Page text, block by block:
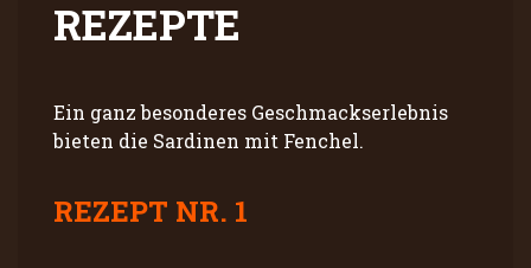
REZEPTE
Ein ganz besonderes Geschmackserlebnis
bieten die Sardinen mit Fenchel.
REZEPT NR. 1